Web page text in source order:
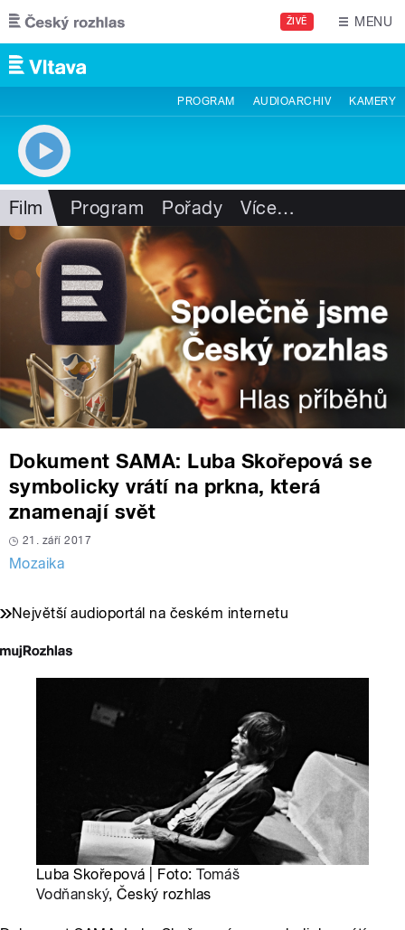
Přejít k hlavnímu obsahu
ŽIVĚ MENU
PROGRAM AUDIOARCHIV KAMERY
Film Program Pořady Více…
Dokument SAMA: Luba Skořepová se
symbolicky vrátí na prkna, která
znamenají svět
21. září 2017
Mozaika
Největší audioportál na českém internetu
Luba Skořepová | Foto:Tomáš
Vodňanský, Český rozhlas